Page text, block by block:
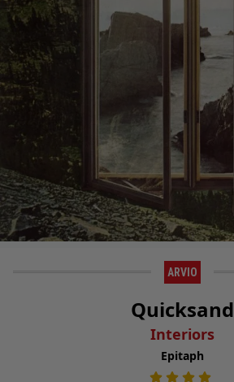
ARVIO
Quicksand
Interiors
Epitaph